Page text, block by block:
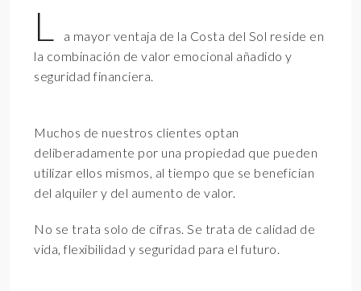
L
a mayor ventaja de la Costa del Sol reside en
la combinación de valor emocional añadido y
seguridad financiera.
Muchos de nuestros clientes optan
deliberadamente por una propiedad que pueden
utilizar ellos mismos, al tiempo que se benefician
del alquiler y del aumento de valor.
No se trata solo de cifras. Se trata de calidad de
vida, flexibilidad y seguridad para el futuro.